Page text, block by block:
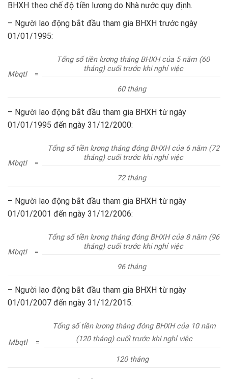
BHXH theo chế độ tiền lương do Nhà nước quy định.
– Người lao động bắt đầu tham gia BHXH trước ngày
01/01/1995:
Mbqtl =
Tổng số tiền lương tháng BHXH của 5 năm (60
tháng) cuối trước khi nghỉ việc
60 tháng
– Người lao động bắt đầu tham gia BHXH từ ngày
01/01/1995 đến ngày 31/12/2000:
Mbqtl =
Tổng số tiền lương tháng đóng BHXH của 6 năm (72
tháng) cuối trước khi nghỉ việc
72 tháng
– Người lao động bắt đầu tham gia BHXH từ ngày
01/01/2001 đến ngày 31/12/2006:
Mbqtl =
Tổng số tiền lương tháng đóng BHXH của 8 năm (96
tháng) cuối trước khi nghỉ việc
96 tháng
– Người lao động bắt đầu tham gia BHXH từ ngày
01/01/2007 đến ngày 31/12/2015:
Mbqtl =
Tổng số tiền lương tháng đóng BHXH của 10 năm
(120 tháng) cuối trước khi nghỉ việc
120 tháng